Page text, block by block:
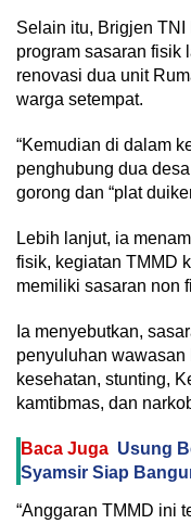
Selain itu, Brigjen
program sasaran fisik
renovasi dua unit
warga setempat.
“Kemudian di dalam
penghubung dua
gorong dan “plat
Lebih lanjut, ia
fisik, kegiatan TMMD
memiliki sasaran non
Ia menyebutkan,
penyuluhan
kesehatan, stunting,
kamtibmas, dan
Baca Juga Usung
Syamsir Siap
“Anggaran TMMD ini